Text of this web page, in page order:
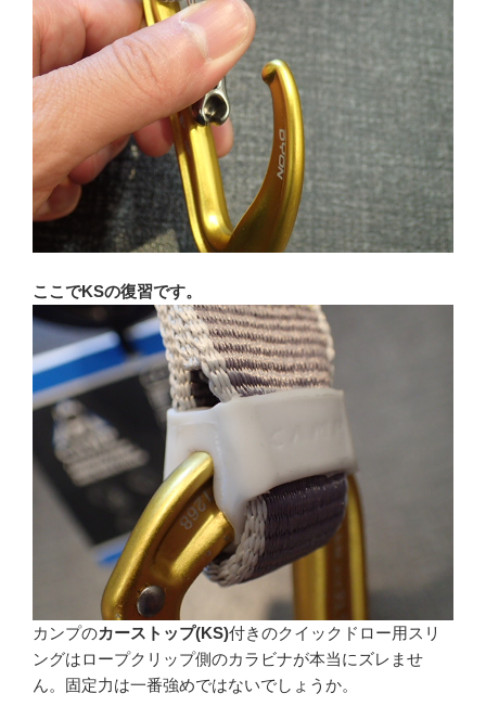
ここでKSの復習です。
カンプのカーストップ(KS)付きのクイックドロー用スリ
ングはロープクリップ側のカラビナが本当にズレませ
ん。固定力は一番強めではないでしょうか。